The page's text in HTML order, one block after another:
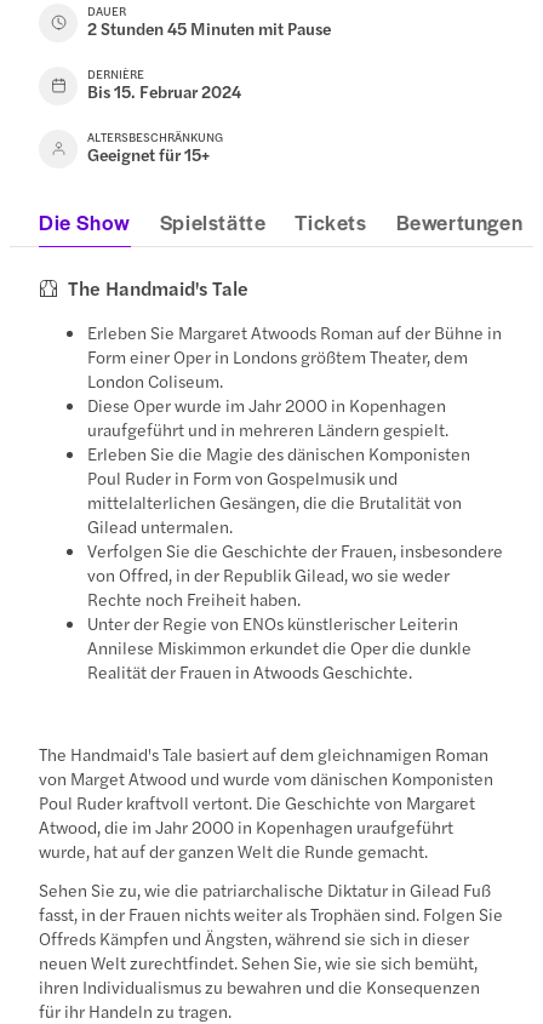
DAUER
2 Stunden 45 Minuten mit Pause
DERNIÈRE
Bis 15. Februar 2024
ALTERSBESCHRÄNKUNG
Geeignet für 15+
Die Show Spielstätte Tickets Bewertungen
The Handmaid's Tale
Erleben Sie Margaret Atwoods Roman auf der Bühne in
Form einer Oper in Londons größtem Theater, dem
London Coliseum.
Diese Oper wurde im Jahr 2000 in Kopenhagen
uraufgeführt und in mehreren Ländern gespielt.
Erleben Sie die Magie des dänischen Komponisten
Poul Ruder in Form von Gospelmusik und
mittelalterlichen Gesängen, die die Brutalität von
Gilead untermalen.
Verfolgen Sie die Geschichte der Frauen, insbesondere
von Offred, in der Republik Gilead, wo sie weder
Rechte noch Freiheit haben.
Unter der Regie von ENOs künstlerischer Leiterin
Annilese Miskimmon erkundet die Oper die dunkle
Realität der Frauen in Atwoods Geschichte.
The Handmaid's Tale basiert auf dem gleichnamigen Roman
von Marget Atwood und wurde vom dänischen Komponisten
Poul Ruder kraftvoll vertont. Die Geschichte von Margaret
Atwood, die im Jahr 2000 in Kopenhagen uraufgeführt
wurde, hat auf der ganzen Welt die Runde gemacht.
Sehen Sie zu, wie die patriarchalische Diktatur in Gilead Fuß
fasst, in der Frauen nichts weiter als Trophäen sind. Folgen Sie
Offreds Kämpfen und Ängsten, während sie sich in dieser
neuen Welt zurechtfindet. Sehen Sie, wie sie sich bemüht,
ihren Individualismus zu bewahren und die Konsequenzen
für ihr Handeln zu tragen.